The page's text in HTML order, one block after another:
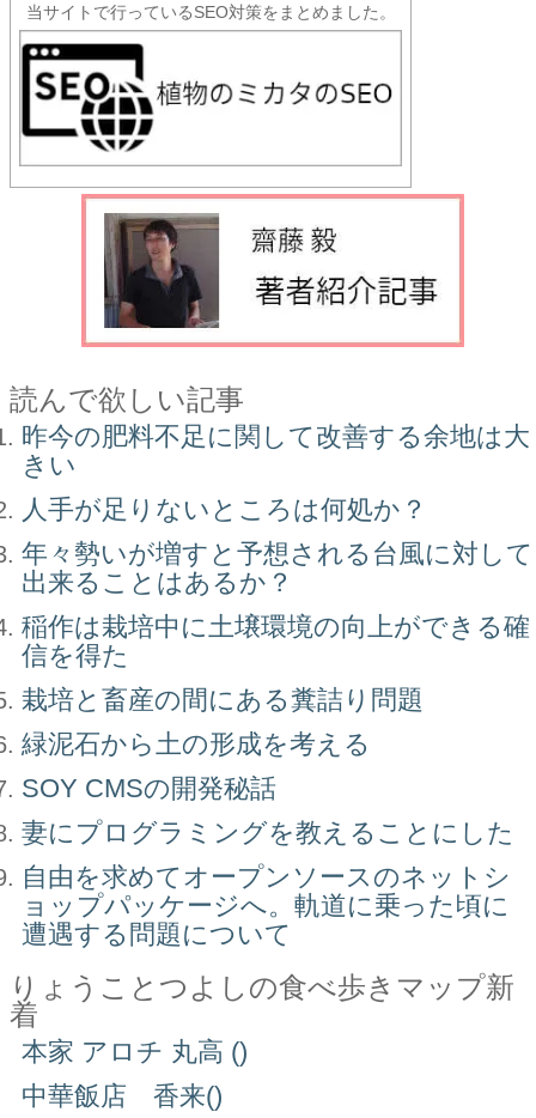
当サイトで行っているSEO対策をまとめました。
読んで欲しい記事
昨今の肥料不足に関して改善する余地は大
きい
人手が足りないところは何処か？
年々勢いが増すと予想される台風に対して
出来ることはあるか？
稲作は栽培中に土壌環境の向上ができる確
信を得た
栽培と畜産の間にある糞詰り問題
緑泥石から土の形成を考える
SOY CMSの開発秘話
妻にプログラミングを教えることにした
自由を求めてオープンソースのネットシ
ョップパッケージへ。軌道に乗った頃に
遭遇する問題について
りょうことつよしの食べ歩きマップ新
着
本家 アロチ 丸高 ()
中華飯店 香来()